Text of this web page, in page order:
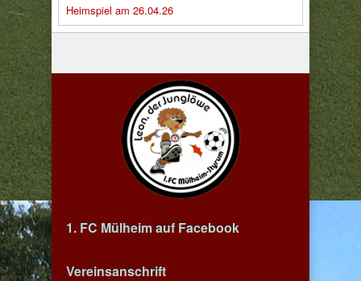
Heimspiel am 26.04.26
1. FC Mülheim auf Facebook
Vereinsanschrift